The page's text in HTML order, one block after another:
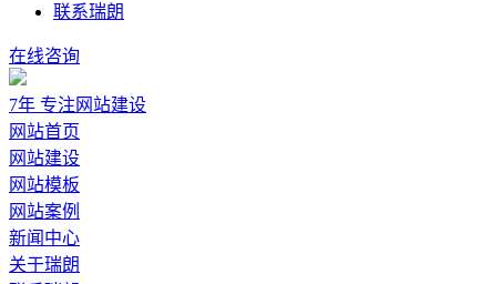
联系瑞朗
在线咨询
7年 专注网站建设
网站首页
网站建设
网站模板
网站案例
新闻中心
关于瑞朗